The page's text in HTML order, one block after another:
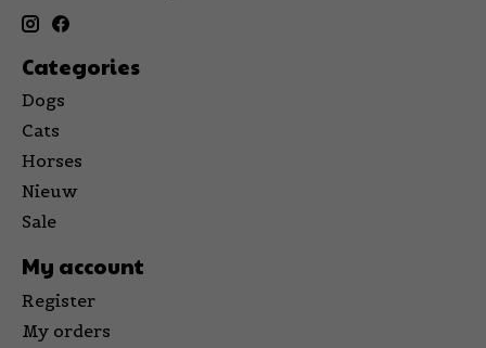
Categories
Dogs
Cats
Horses
Nieuw
Sale
My account
Register
My orders